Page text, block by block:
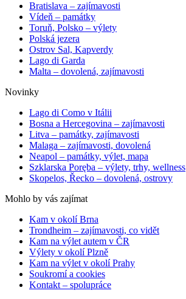
Bratislava – zajímavosti
Vídeň – památky
Toruň, Polsko – výlety
Polská jezera
Ostrov Sal, Kapverdy
Lago di Garda
Malta – dovolená, zajímavosti
Novinky
Lago di Como v Itálii
Bosna a Hercegovina – zajímavosti
Litva – památky, zajímavosti
Malaga – zajímavosti, dovolená
Neapol – památky, výlet, mapa
Szklarska Poręba – výlety, trhy, wellness
Skopelos, Řecko – dovolená, ostrovy
Mohlo by vás zajímat
Kam v okolí Brna
Trondheim – zajímavosti, co vidět
Kam na výlet autem v ČR
Výlety v okolí Plzně
Kam na výlet v okolí Prahy
Soukromí a cookies
Kontakt – spolupráce